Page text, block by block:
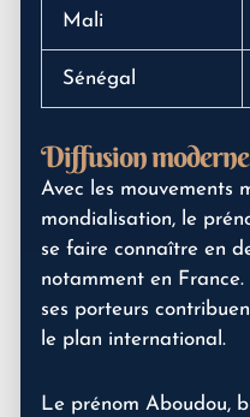
Mali
Sénégal
Diffusion
Avec les mouvements
mondialisation, le
se faire connaître en
notamment en France.
ses porteurs
le plan international.
Le prénom Aboudou,